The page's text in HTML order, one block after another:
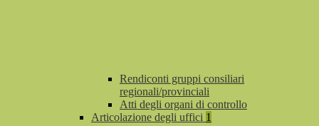
Rendiconti gruppi consiliari
regionali/provinciali
Atti degli organi di controllo
Articolazione degli uffici 1